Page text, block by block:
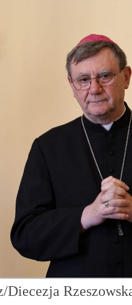
Diecezja